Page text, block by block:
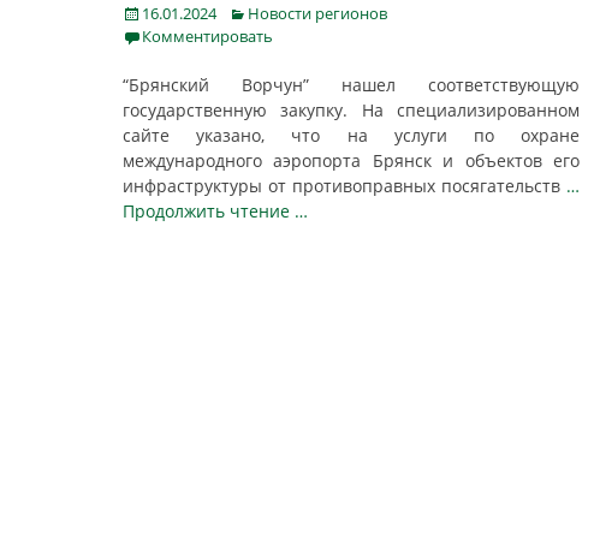
Posted
on
16.01.2024 Categories
Новости регионов
Комментировать
“Брянский Ворчун” нашел соответствующую
государственную закупку. На специализированном
сайте указано, что на услуги по охране
международного аэропорта Брянск и объектов его
инфраструктуры от противоправных посягательств …
Продолжить чтение …